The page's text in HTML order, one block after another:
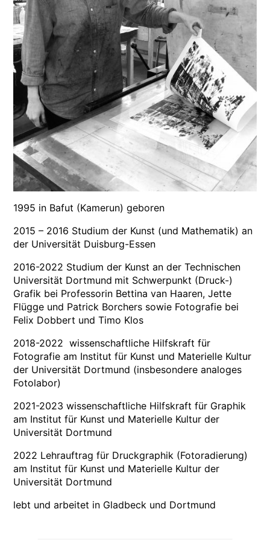
1995 in Bafut (Kamerun) geboren
2015 – 2016 Studium der Kunst (und Mathematik) an
der Universität Duisburg-Essen
2016-2022 Studium der Kunst an der Technischen
Universität Dortmund mit Schwerpunkt (Druck-)
Grafik bei Professorin Bettina van Haaren, Jette
Flügge und Patrick Borchers sowie Fotografie bei
Felix Dobbert und Timo Klos
2018-2022 wissenschaftliche Hilfskraft für
Fotografie am Institut für Kunst und Materielle Kultur
der Universität Dortmund (insbesondere analoges
Fotolabor)
2021-2023 wissenschaftliche Hilfskraft für Graphik
am Institut für Kunst und Materielle Kultur der
Universität Dortmund
2022 Lehrauftrag für Druckgraphik (Fotoradierung)
am Institut für Kunst und Materielle Kultur der
Universität Dortmund
lebt und arbeitet in Gladbeck und Dortmund